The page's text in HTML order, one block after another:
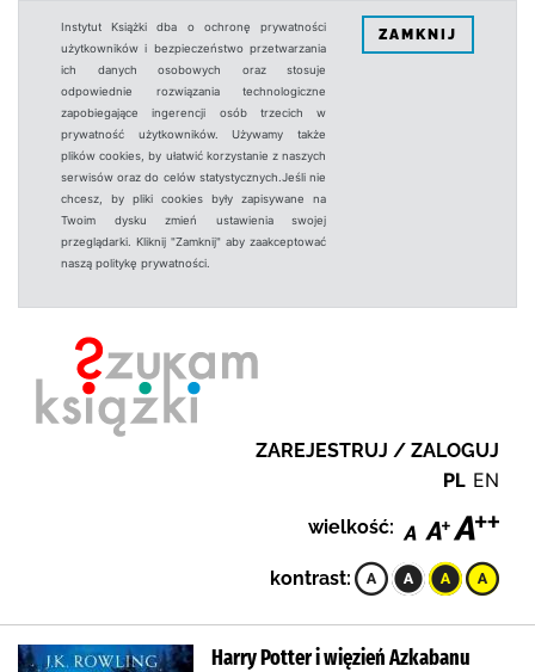
Instytut Książki dba o ochronę prywatności
użytkowników i bezpieczeństwo przetwarzania
ich danych osobowych oraz stosuje
odpowiednie rozwiązania technologiczne
zapobiegające ingerencji osób trzecich w
prywatność użytkowników. Używamy także
plików cookies, by ułatwić korzystanie z naszych
serwisów oraz do celów statystycznych.Jeśli nie
chcesz, by pliki cookies były zapisywane na
Twoim dysku zmień ustawienia swojej
przeglądarki. Kliknij "Zamknij" aby zaakceptować
naszą politykę prywatności.
ZAMKNIJ
ZAREJESTRUJ / ZALOGUJ
PL EN
wielkość:
kontrast:
Harry Potter i więzień Azkabanu